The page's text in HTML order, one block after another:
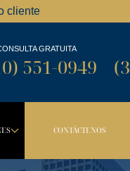
cliente
GRATUITA
551-0949
CONTÁCTENOS